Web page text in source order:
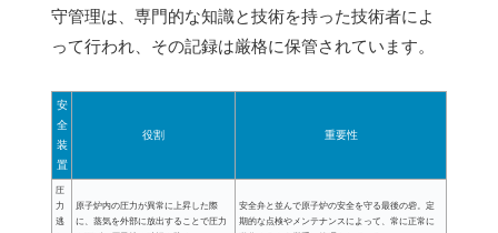
守管理は、専門的な知識と技術を持った技術者によ
って行われ、その記録は厳格に保管されています。
安
全
装
置
役割 重要性
圧
力
逃
原子炉内の圧力が異常に上昇した際
に、蒸気を外部に放出することで圧力
安全弁と並んで原子炉の安全を守る最後の砦。定
期的な点検やメンテナンスによって、常に正常に